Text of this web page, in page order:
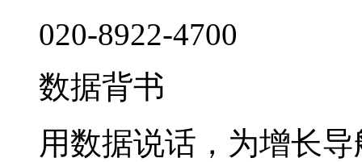
020-8922-4700
数据背书
用数据说话，为增长导